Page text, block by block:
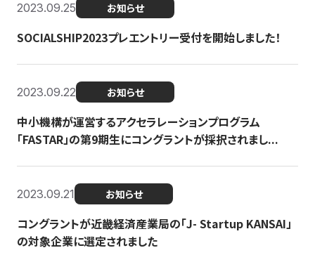
2023.09.25 お知らせ
SOCIALSHIP2023プレエントリー受付を開始しました！
2023.09.22 お知らせ
中小機構が運営するアクセラレーションプログラム
「FASTAR」の第9期生にコングラントが採択されまし...
2023.09.21 お知らせ
コングラントが近畿経済産業局の「J- Startup KANSAI」
の対象企業に選定されました